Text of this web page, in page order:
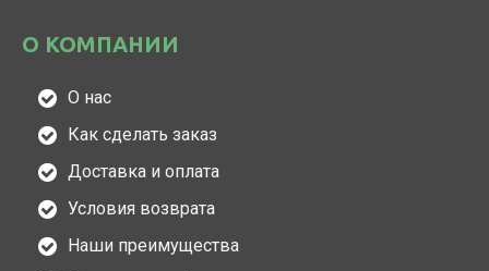
О КОМПАНИИ
О нас
Как сделать заказ
Доставка и оплата
Условия возврата
Наши преимущества